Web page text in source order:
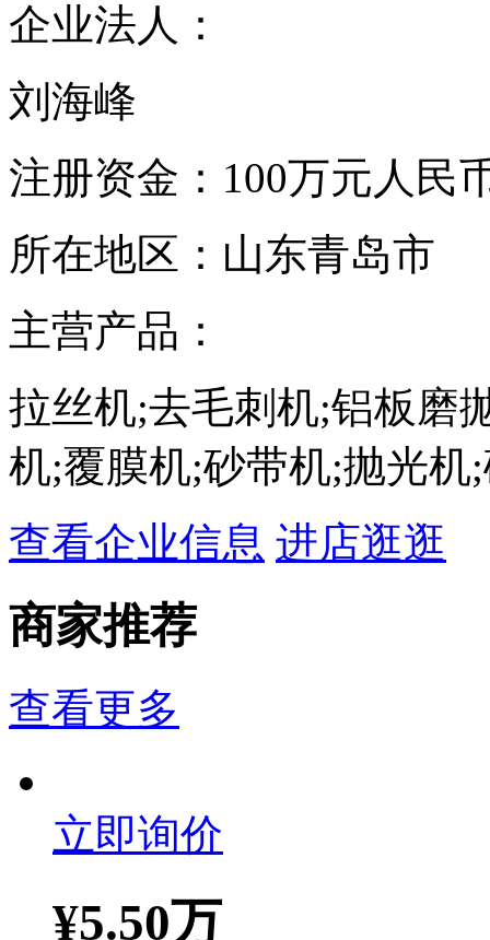
企业法人：
刘海峰
注册资金： 100万元人民
所在地区： 山东青岛市
主营产品：
拉丝机;去毛刺机;铝板磨
机;覆膜机;砂带机;抛光机
查看企业信息 进店逛逛
商家推荐
查看更多
立即询价
¥5.50万